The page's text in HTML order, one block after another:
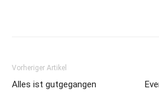
Vorheriger Artikel
Alles ist gutgegangen